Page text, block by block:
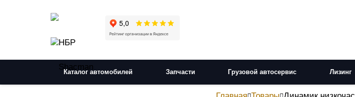
Каталог автомобилей Запчасти Грузовой автосервис Лизинг